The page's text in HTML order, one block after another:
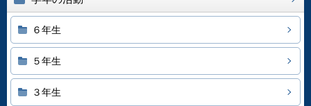
６年生
５年生
３年生